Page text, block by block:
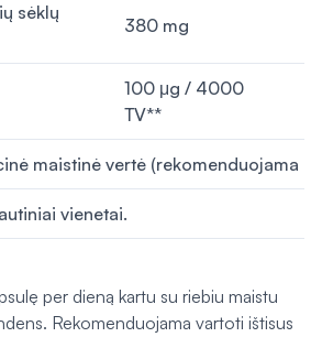
sėklų
380 mg
100 μg / 4000
TV**
maistinė vertė (rekomenduojama
vienetai.
per dieną kartu su riebiu maistu
Rekomenduojama vartoti ištisus